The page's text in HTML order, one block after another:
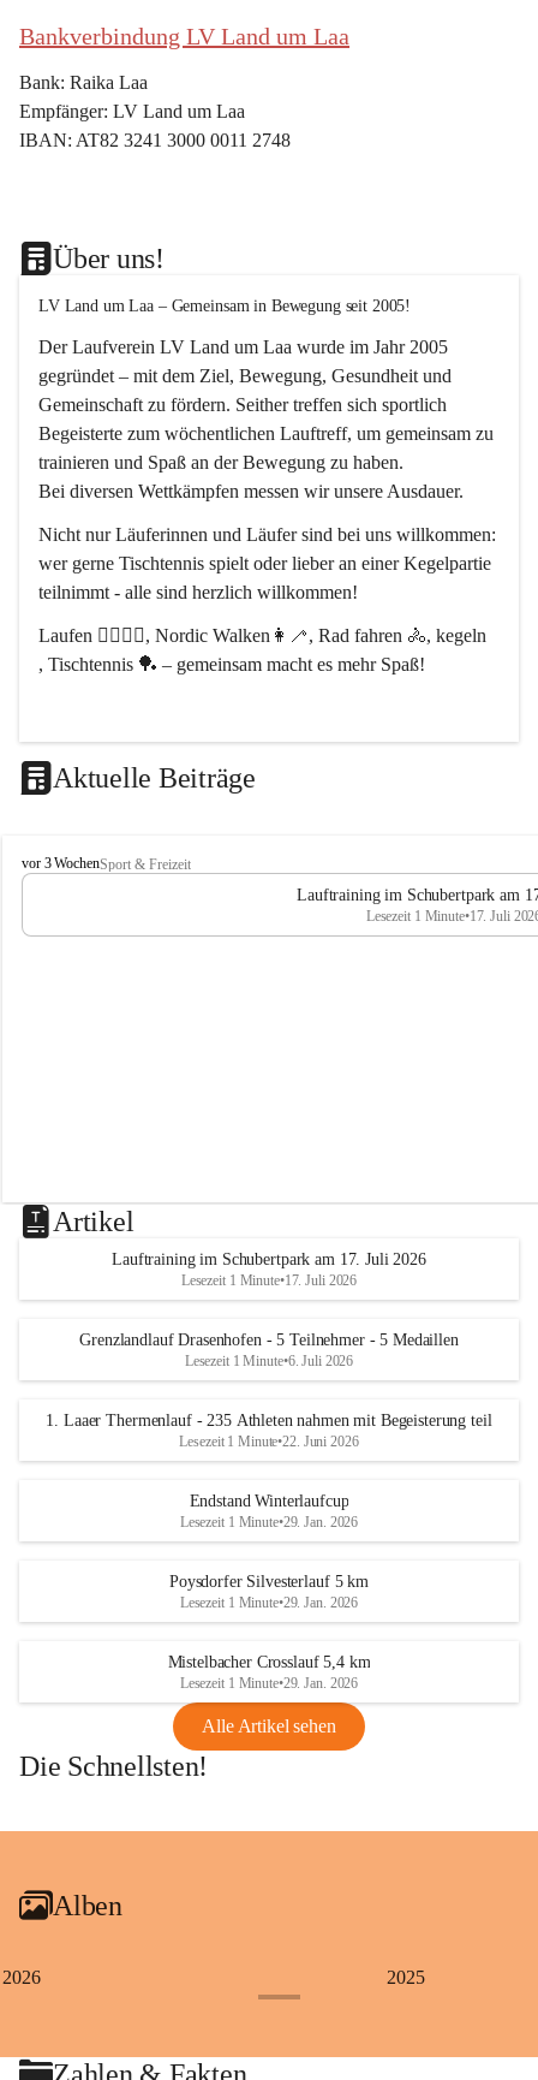
Bankverbindung LV Land um Laa
Bank: Raika Laa
Empfänger: LV Land um Laa
IBAN: AT82 3241 3000 0011 2748
Über uns!
LV Land um Laa – Gemeinsam in Bewegung seit 2005!
Der Laufverein LV Land um Laa wurde im Jahr 2005
gegründet – mit dem Ziel, Bewegung, Gesundheit und
Gemeinschaft zu fördern. Seither treffen sich sportlich
Begeisterte zum wöchentlichen Lauftreff, um gemeinsam zu
trainieren und Spaß an der Bewegung zu haben.
Bei diversen Wettkämpfen messen wir unsere Ausdauer.
Nicht nur Läuferinnen und Läufer sind bei uns willkommen:
wer gerne Tischtennis spielt oder lieber an einer Kegelpartie
teilnimmt - alle sind herzlich willkommen!
Laufen 🏃‍♂️🏃‍♀️, Nordic Walken👩‍🦯, Rad fahren 🚴, kegeln
, Tischtennis 🏓 – gemeinsam macht es mehr Spaß!
Aktuelle Beiträge
L
V
a
vor 3 WochenSport & Freizeit
Lauftraining im Schubertpark am
Lesezeit 1 Minute•17. Juli
Artikel
Lauftraining im Schubertpark am 17. Juli 2026
Lesezeit 1 Minute•17. Juli 2026
Grenzlandlauf Drasenhofen - 5 Teilnehmer - 5 Medaillen
Lesezeit 1 Minute•6. Juli 2026
1. Laaer Thermenlauf - 235 Athleten nahmen mit Begeisterung teil
Lesezeit 1 Minute•22. Juni 2026
Endstand Winterlaufcup
Lesezeit 1 Minute•29. Jan. 2026
Poysdorfer Silvesterlauf 5 km
Lesezeit 1 Minute•29. Jan. 2026
Mistelbacher Crosslauf 5,4 km
Lesezeit 1 Minute•29. Jan. 2026
Alle Artikel sehen
Die Schnellsten!
+1
Alben
2026 2025
Zahlen & Fakten